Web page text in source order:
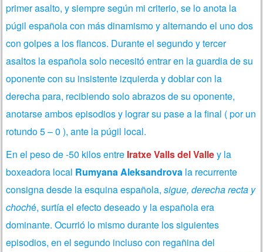
primer asalto, y siempre según mi criterio, se lo anota la
púgil española con más dinamismo y alternando el uno dos
con golpes a los flancos. Durante el segundo y tercer
asaltos la española solo necesitó entrar en la guardia de su
oponente con su insistente izquierda y doblar con la
derecha para, recibiendo solo abrazos de su oponente,
anotarse ambos episodios y lograr su pase a la final ( por un
rotundo 5 – 0 ), ante la púgil local.
En el peso de -50 kilos entre Iratxe Valls del Valley la
boxeadora local Rumyana Aleksandrova la recurrente
consigna desde la esquina española,sigue, derecha recta y
choché, surtía el efecto deseado y la española era
dominante. Ocurrió lo mismo durante los siguientes
episodios, en el segundo incluso con regañina del